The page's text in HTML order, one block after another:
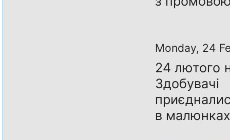
Monday, 24
24 лютого
в